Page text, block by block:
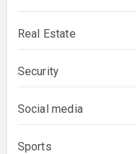
Real Estate
Security
Social media
Sports